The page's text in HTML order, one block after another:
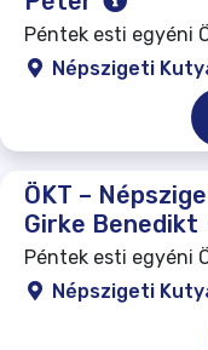
Péntek esti egyéni
Népszigeti
ÖKT –
Girke Benedikt
Péntek esti egyéni
Népszigeti